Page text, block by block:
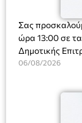
Σας
ώρα 13:00 σε
Δημοτικής
στο Δημοτικό
και λήψη
06/08/2026